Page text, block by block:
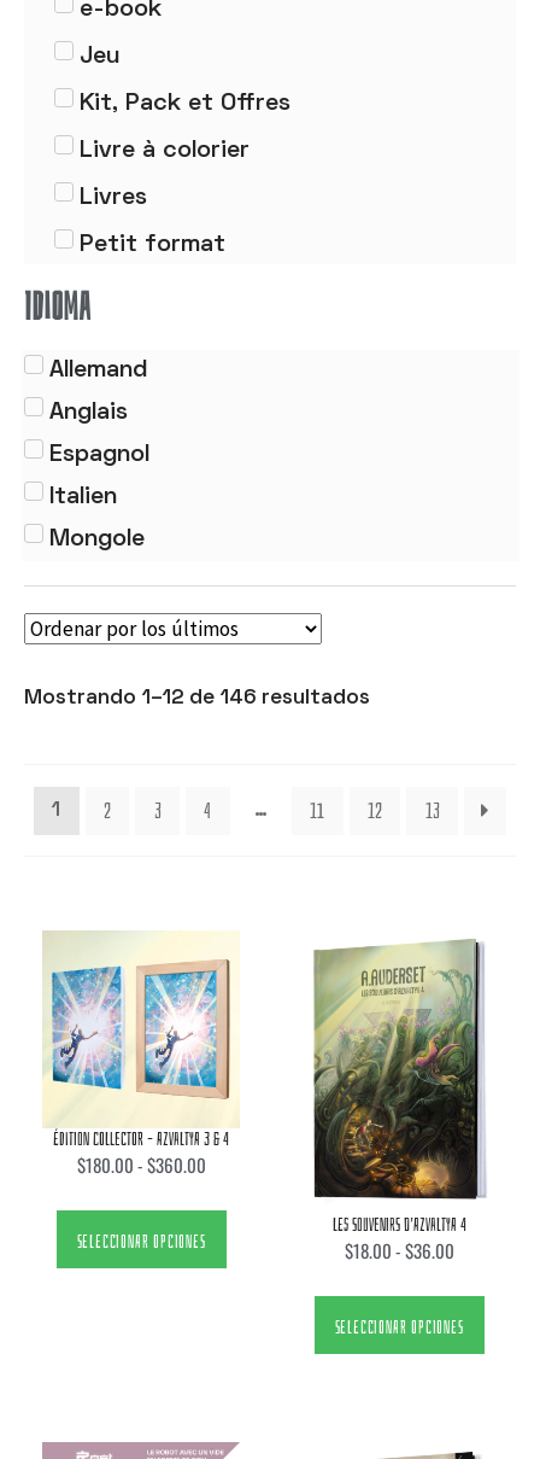
e-book
Jeu
Kit, Pack et Offres
Livre à colorier
Livres
Petit format
Poster
IDIOMA
Allemand
Anglais
Espagnol
Italien
Mongole
Mostrando 1–12 de 146 resultados
1 2 3 4 … 11 12 13
ÉDITION COLLECTOR – AZVALTYA 3 & 4
$180.00-$360.00
SELECCIONAR OPCIONES
LES SOUVENIRS D’AZVALTYA 4
$18.00-$36.00
SELECCIONAR OPCIONES